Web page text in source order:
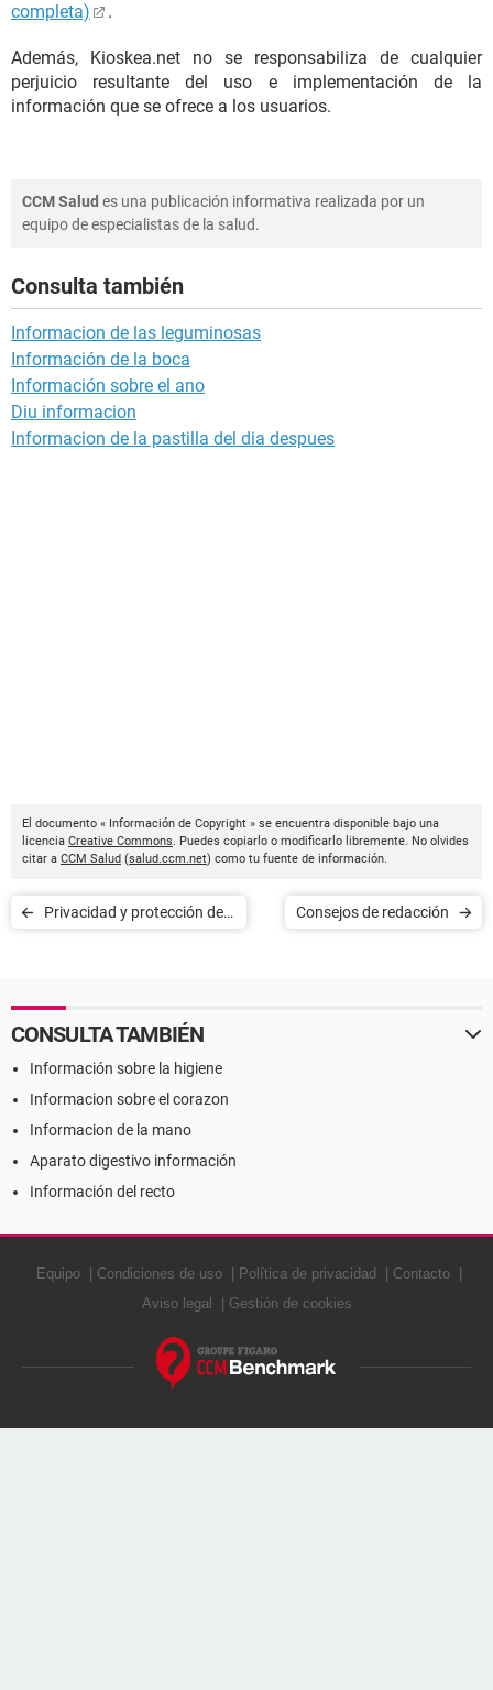
completa)
.
Además, Kioskea.net no se responsabiliza de cualquier
perjuicio resultante del uso e implementación de la
información que se ofrece a los usuarios.
CCM Salud es una publicación informativa realizada por un
equipo de especialistas de la salud.
Consulta también
Informacion de las leguminosas
Información de la boca
Información sobre el ano
Diu informacion
Informacion de la pastilla del dia despues
El documento « Información de Copyright » se encuentra disponible bajo una
licencia Creative Commons. Puedes copiarlo o modificarlo libremente. No olvides
citar a CCM Salud (salud.ccm.net) como tu fuente de información.
Privacidad y protección de
Consejos de redacción
CONSULTA TAMBIÉN
Información sobre la higiene
Informacion sobre el corazon
Informacion de la mano
Aparato digestivo información
Información del recto
Equipo Condiciones de uso Política de privacidad
Contacto
Aviso legal
Gestión de cookies